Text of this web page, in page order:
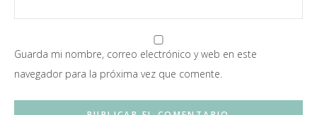
Guarda mi nombre, correo electrónico y web en este
navegador para la próxima vez que comente.